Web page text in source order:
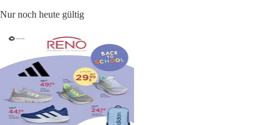
Nur noch heute gültig